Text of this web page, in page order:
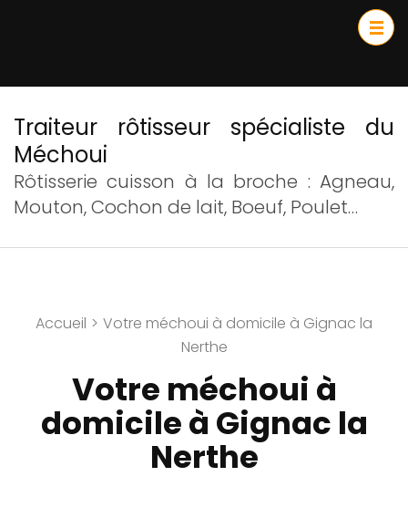
Traiteur rôtisseur spécialiste du
Méchoui
Rôtisserie cuisson à la broche : Agneau,
Mouton, Cochon de lait, Boeuf, Poulet…
Accueil > Votre méchoui à domicile à Gignac la
Nerthe
Votre méchoui à
domicile à Gignac la
Nerthe